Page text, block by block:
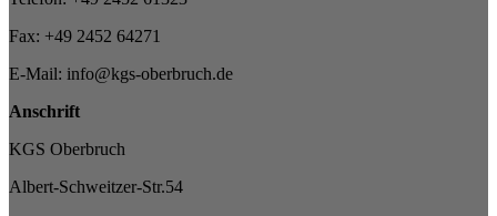
Fax: +49 2452 64271
E-Mail: info@kgs-oberbruch.de
Anschrift
KGS Oberbruch
Albert-Schweitzer-Str.54